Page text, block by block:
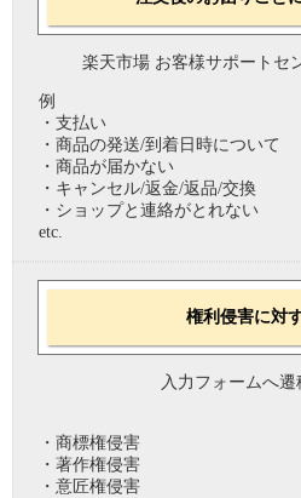
楽天市場 お客様サポートセ
例
・支払い
・商品の発送/到着日時について
・商品が届かない
・キャンセル/返金/返品/交換
・ショップと連絡がとれない
etc.
権利侵害に対
入力フォームへ遷
・商標権侵害
・著作権侵害
・意匠権侵害